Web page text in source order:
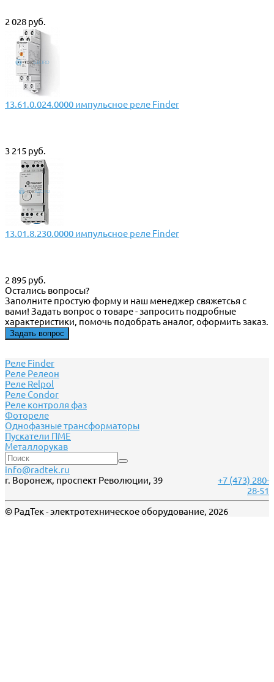
2 028 руб.
13.61.0.024.0000 импульсное реле Finder
3 215 руб.
13.01.8.230.0000 импульсное реле Finder
2 895 руб.
Остались вопросы?
Заполните простую форму и наш менеджер свяжетсья с
вами! Задать вопрос о товаре - запросить подробные
характеристики, помочь подобрать аналог, оформить заказ.
Задать вопрос
Реле Finder
Реле Релеон
Реле Relpol
Реле Сondor
Реле контроля фаз
Фотореле
Однофазные трансформаторы
Пускатели ПМЕ
Металлорукав
info@radtek.ru
г. Воронеж, проспект Революции, 39
+7 (473) 280-
28-51
© РадТек - электротехническое оборудование, 2026